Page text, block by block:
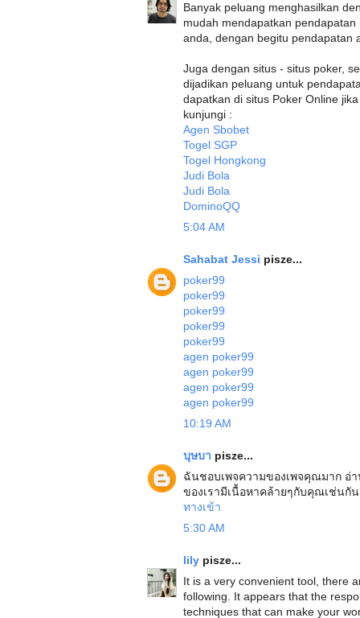
Banyak peluang menghasilkan
mudah mendapatkan
anda, dengan begitu pendapatan
Juga dengan situs - situs poker,
dijadikan peluang untuk
dapatkan di situs Poker Online
kunjungi :
Agen Sbobet
Togel SGP
Togel Hongkong
Judi Bola
Judi Bola
DominoQQ
5:04 AM
Sahabat Jessi pisze...
poker99
poker99
poker99
poker99
poker99
agen poker99
agen poker99
agen poker99
agen poker99
10:19 AM
บุษบา pisze...
ฉันชอบเพจความของเพจคุณมาก อ่า
ของเรามีเนื้อหาคล้ายๆกับคุณเช่นกัน
ทางเข้า
5:30 AM
lily pisze...
It is a very convenient tool, there
following. It appears that the
techniques that can make your